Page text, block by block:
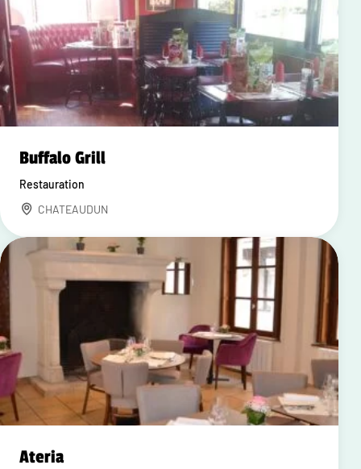
Buffalo Grill
Restauration
CHATEAUDUN
Ateria